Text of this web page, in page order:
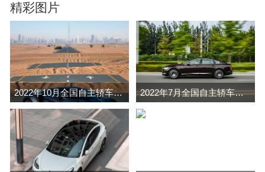
精彩图片
2022年10月全国自主轿车销量排行榜（零售 2022年7月全国自主轿车销量排行榜完整版